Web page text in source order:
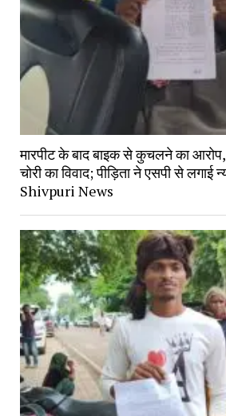
मारपीट के बाद बाइक से कुचलने का
चोरी का विवाद; पीड़िता ने एसपी से लगाई
Shivpuri News